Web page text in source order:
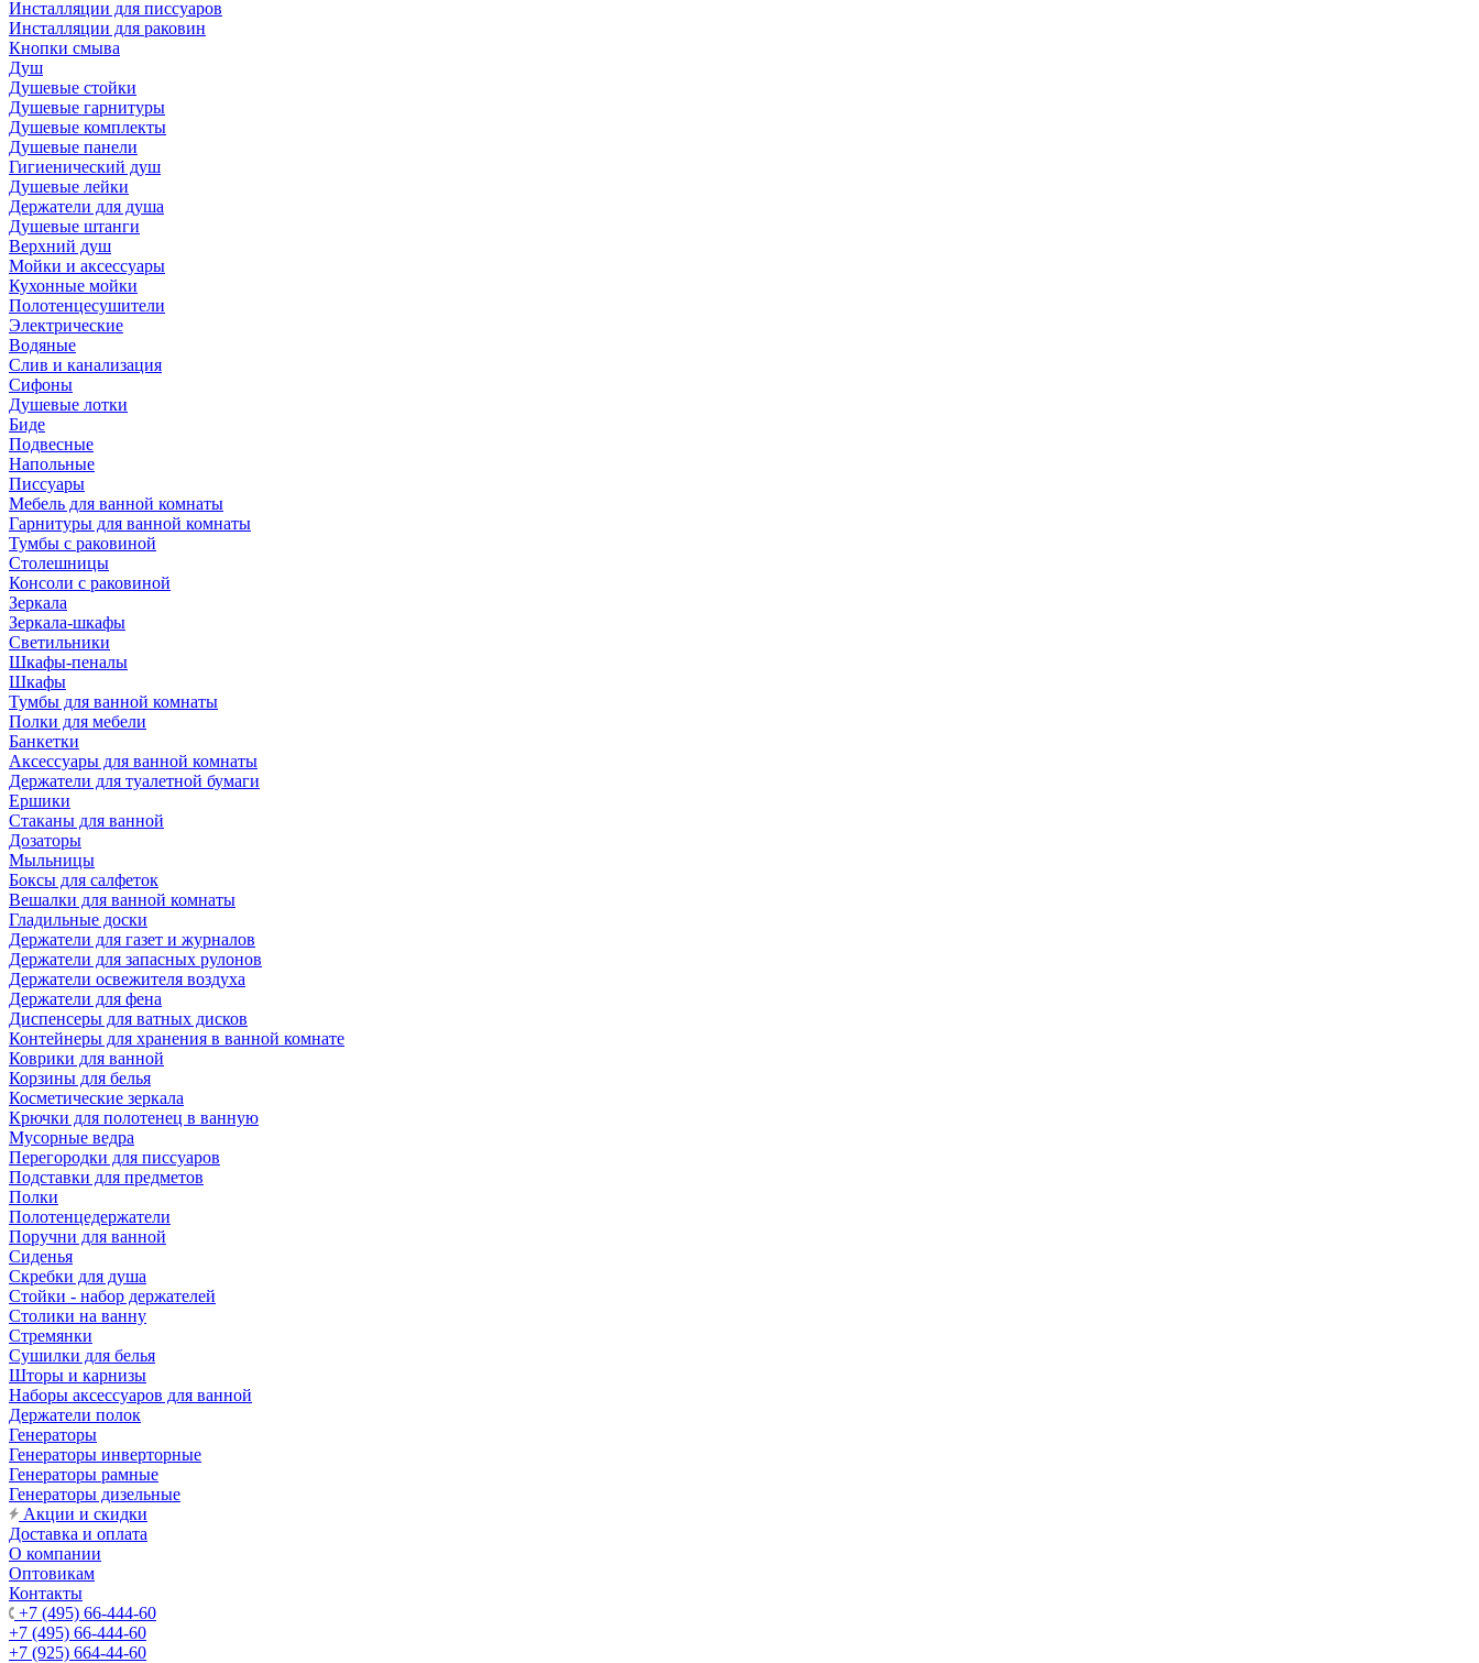
Инсталляции для писсуаров
Инсталляции для раковин
Кнопки смыва
Душ
Душевые стойки
Душевые гарнитуры
Душевые комплекты
Душевые панели
Гигиенический душ
Душевые лейки
Держатели для душа
Душевые штанги
Верхний душ
Мойки и аксессуары
Кухонные мойки
Полотенцесушители
Электрические
Водяные
Слив и канализация
Сифоны
Душевые лотки
Биде
Подвесные
Напольные
Писсуары
Мебель для ванной комнаты
Гарнитуры для ванной комнаты
Тумбы с раковиной
Столешницы
Консоли с раковиной
Зеркала
Зеркала-шкафы
Светильники
Шкафы-пеналы
Шкафы
Тумбы для ванной комнаты
Полки для мебели
Банкетки
Аксессуары для ванной комнаты
Держатели для туалетной бумаги
Ершики
Стаканы для ванной
Дозаторы
Мыльницы
Боксы для салфеток
Вешалки для ванной комнаты
Гладильные доски
Держатели для газет и журналов
Держатели для запасных рулонов
Держатели освежителя воздуха
Держатели для фена
Диспенсеры для ватных дисков
Контейнеры для хранения в ванной комнате
Коврики для ванной
Корзины для белья
Косметические зеркала
Крючки для полотенец в ванную
Мусорные ведра
Перегородки для писсуаров
Подставки для предметов
Полки
Полотенцедержатели
Поручни для ванной
Сиденья
Скребки для душа
Стойки - набор держателей
Столики на ванну
Стремянки
Сушилки для белья
Шторы и карнизы
Наборы аксессуаров для ванной
Держатели полок
Генераторы
Генераторы инверторные
Генераторы рамные
Генераторы дизельные
Акции и скидки
Доставка и оплата
О компании
Оптовикам
Контакты
+7 (495) 66-444-60
+7 (495) 66-444-60
+7 (925) 664-44-60